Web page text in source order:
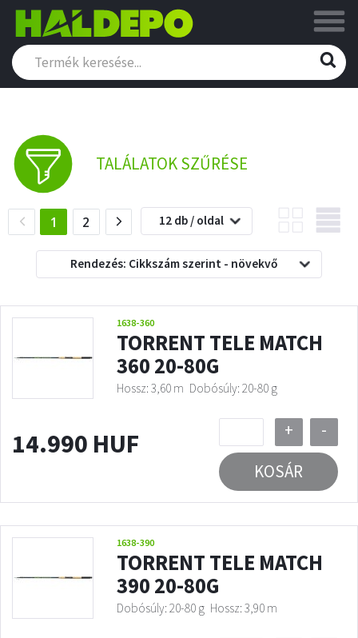
TALÁLATOK SZŰRÉSE
1 (current)
2 12 db / oldal
Rendezés: Cikkszám szerint - növekvő
1638-360
TORRENT TELE MATCH
360 20-80G
Hossz: 3,60 m Dobósúly: 20-80 g
14.990 HUF +
-
KOSÁR
1638-390
TORRENT TELE MATCH
390 20-80G
Dobósúly: 20-80 g Hossz: 3,90 m